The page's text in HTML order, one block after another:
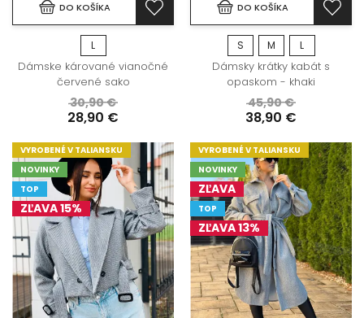
DO KOŠÍKA
L
Dámske kárované vianočné
červené sako
30,90 €
28,90 €
DO KOŠÍKA
S M L
Dámsky krátky kabát s
opaskom - khaki
45,90 €
38,90 €
VYROBENÉ V TALIANSKU
NOVINKY
TOP
ZĽAVA 15%
VYROBENÉ V TALIANSKU
NOVINKY
ZĽAVA
TOP
ZĽAVA 13%